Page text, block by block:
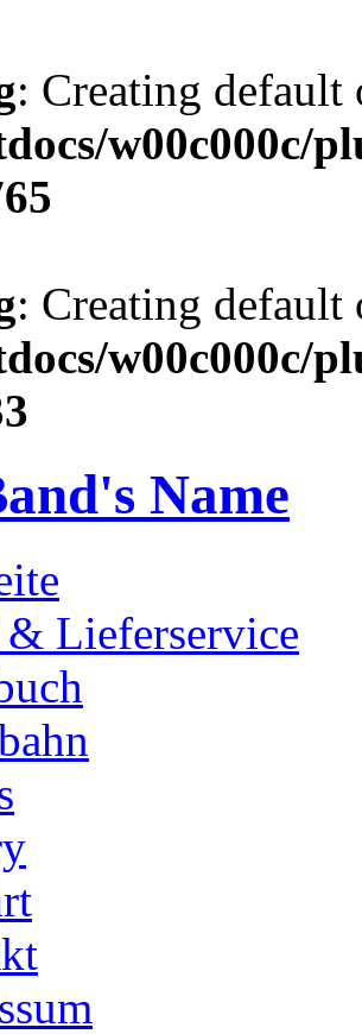
: Creating
w00c000c/
: Creating
w00c000c/
Name
Lieferservice